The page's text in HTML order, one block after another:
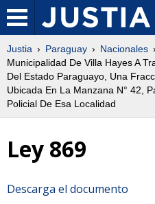
Justia Paraguay Nacionales
Municipalidad De Villa Hayes A
Del Estado Paraguayo, Una
Ubicada En La Manzana N° 42,
Policial De Esa Localidad
Ley 869
Descarga el documento